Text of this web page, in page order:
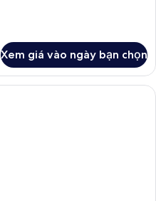
Xem giá vào ngày bạn chọn
Bộ đồ giường kháng dị ứng,